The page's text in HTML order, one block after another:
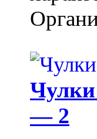
Чулки
— 2